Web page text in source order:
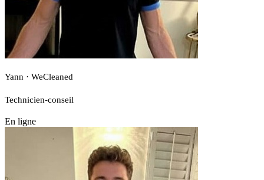
Yann · WeCleaned
Technicien-conseil
En ligne